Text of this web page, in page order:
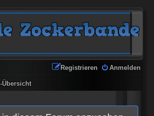
Anmelden
Registrieren
Übersicht